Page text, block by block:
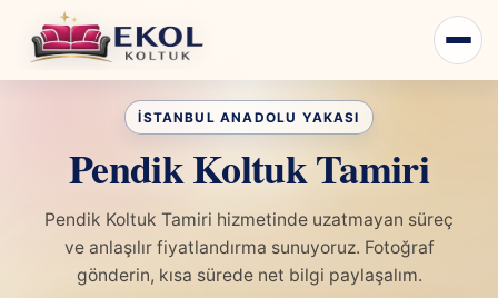
Pendik Koltuk Tamiri
Pendik Koltuk Tamiri hizmetinde uzatmayan süreç
ve anlaşılır fiyatlandırma sunuyoruz. Fotoğraf
gönderin, kısa sürede net bilgi paylaşalım.